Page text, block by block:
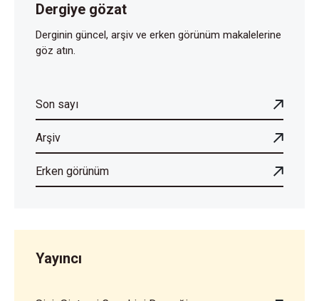
Dergiye gözat
Derginin güncel, arşiv ve erken görünüm makalelerine
göz atın.
Son sayı
Arşiv
Erken görünüm
Yayıncı